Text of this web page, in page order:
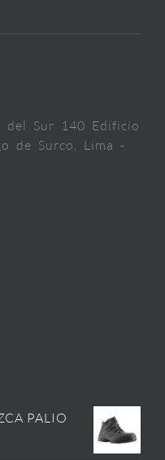
del Sur 140 Edificio
de Surco, Lima -
PALIO